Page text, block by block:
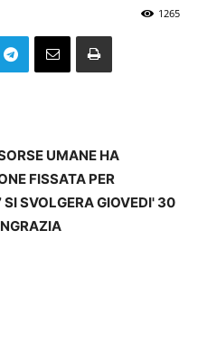
1265
UMANE HA
FISSATA PER
SVOLGERA GIOVEDI' 30